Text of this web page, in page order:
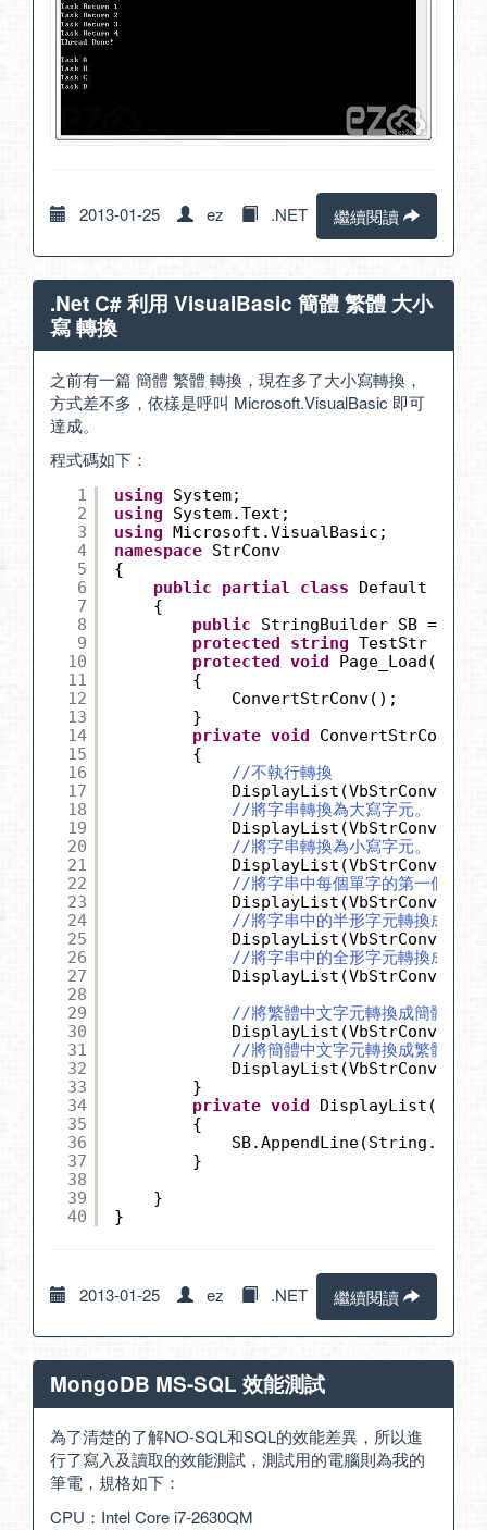
2013-01-25 ez .NET 繼續閱讀
.Net C# 利用 VisualBasic 簡體 繁體 大小
寫 轉換
之前有一篇 簡體 繁體 轉換，現在多了大小寫轉換，
方式差不多，依樣是呼叫 Microsoft.VisualBasic 即可
達成。
程式碼如下：
1
2
3
4
5
6
7
8
9
10
11
12
13
14
15
16
17
18
19
20
21
22
23
24
25
26
27
28
29
30
31
32
33
34
35
36
37
38
39
40
using
System;
using
System.Text;
using
Microsoft.VisualBasic;
namespace StrConv
{
public
partial class
Default :
{
public
StringBuilder SB =
protected
string TestStr =
protected
void Page_Load(
{
ConvertStrConv();
}
private void
ConvertStrConv()
{
//不執行轉換
//將字串轉換為大寫字元。
//將字串轉換為小寫字元。
//將字串中每個單字的第一個
//將字串中的半形字元轉換成全形
//將字串中的全形字元轉換成半形
//將繁體中文字元轉換成簡體中文
//將簡體中文字元轉換成繁體中文
}
private void DisplayList(
{
}
}
}
2013-01-25 ez .NET 繼續閱讀
MongoDB MS-SQL 效能測試
為了清楚的了解NO-SQL和SQL的效能差異，所以進
行了寫入及讀取的效能測試，測試用的電腦則為我的
筆電，規格如下：
CPU：Intel Core i7-2630QM